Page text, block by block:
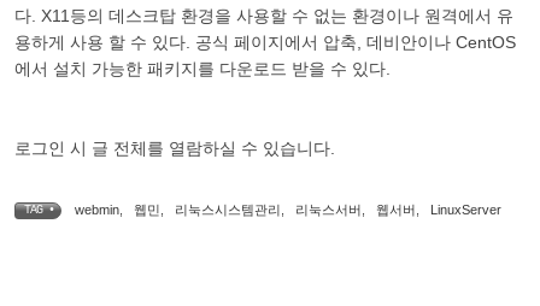
다. X11등의 데스크탑 환경을 사용할 수 없는 환경이나 원격에서 유
용하게 사용 할 수 있다. 공식 페이지에서 압축, 데비안이나 CentOS
에서 설치 가능한 패키지를 다운로드 받을 수 있다.
로그인 시 글 전체를 열람하실 수 있습니다.
TAG • webmin 웹민 리눅스시스템관리 리눅스서버 웹서버 LinuxServer